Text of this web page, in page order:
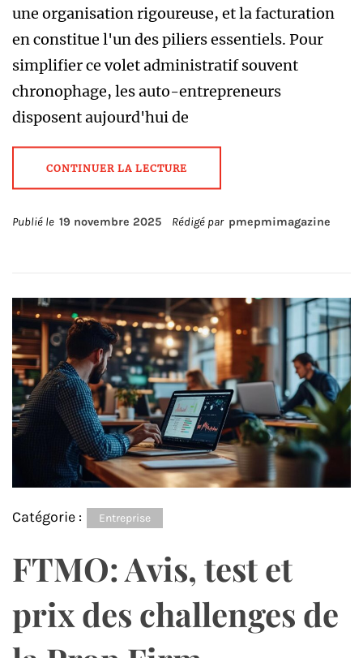
une organisation rigoureuse, et la facturation
en constitue l'un des piliers essentiels. Pour
simplifier ce volet administratif souvent
chronophage, les auto-entrepreneurs
disposent aujourd'hui de
CONTINUER LA LECTURE
Publié le 19 novembre 2025 Rédigé par pmepmimagazine
Catégorie : Entreprise
FTMO: Avis, test et
prix des challenges de